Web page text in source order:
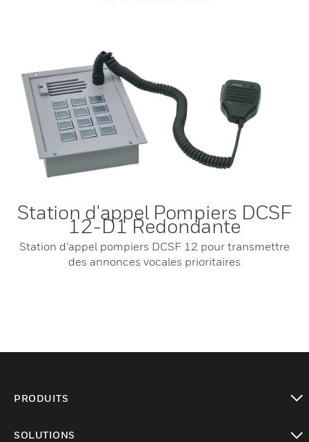
Station d'appel Pompiers DCSF
12-D1 Redondante
Station d’appel pompiers DCSF 12 pour transmettre
des annonces vocales prioritaires
PRODUITS
SOLUTIONS